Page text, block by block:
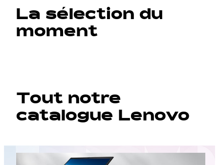
La sélection du
moment
Tout notre
catalogue Lenovo